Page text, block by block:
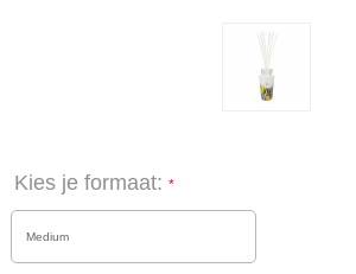
Kies je formaat:
Medium